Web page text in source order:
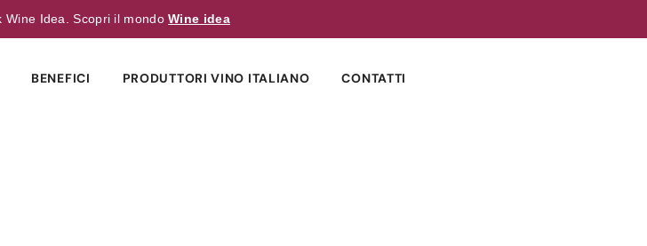
Wine Idea. Scopri il mondoWine idea
BENEFICI PRODUTTORI VINO ITALIANO CONTATTI